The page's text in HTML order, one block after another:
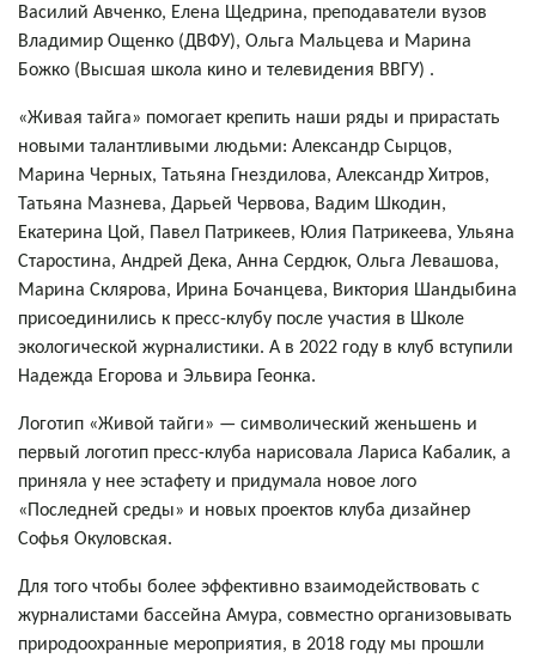
Василий Авченко, Елена Щедрина, преподаватели вузов
Владимир Ощенко (ДВФУ), Ольга Мальцева и Марина
Божко (Высшая школа кино и телевидения ВВГУ) .
«Живая тайга» помогает крепить наши ряды и прирастать
новыми талантливыми людьми: Александр Сырцов,
Марина Черных, Татьяна Гнездилова, Александр Хитров,
Татьяна Мазнева, Дарьей Червова, Вадим Шкодин,
Екатерина Цой, Павел Патрикеев, Юлия Патрикеева, Ульяна
Старостина, Андрей Дека, Анна Сердюк, Ольга Левашова,
Марина Склярова, Ирина Бочанцева, Виктория Шандыбина
присоединились к пресс-клубу после участия в Школе
экологической журналистики. А в 2022 году в клуб вступили
Надежда Егорова и Эльвира Геонка.
Логотип «Живой тайги» — символический женьшень и
первый логотип пресс-клуба нарисовала Лариса Кабалик, а
приняла у нее эстафету и придумала новое лого
«Последней среды» и новых проектов клуба дизайнер
Софья Окуловская.
Для того чтобы более эффективно взаимодействовать с
журналистами бассейна Амура, совместно организовывать
природоохранные мероприятия, в 2018 году мы прошли